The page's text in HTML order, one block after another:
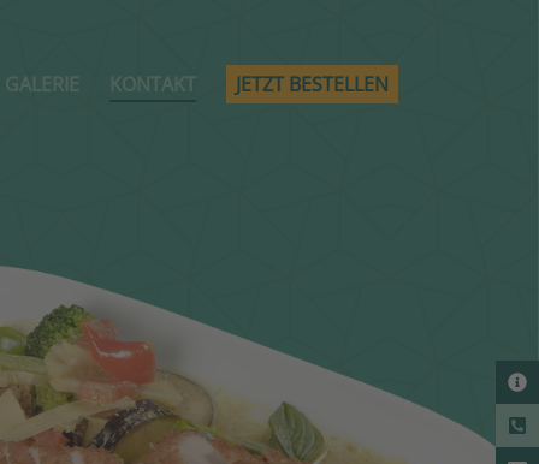
GALERIE KONTAKT JETZT BESTELLEN